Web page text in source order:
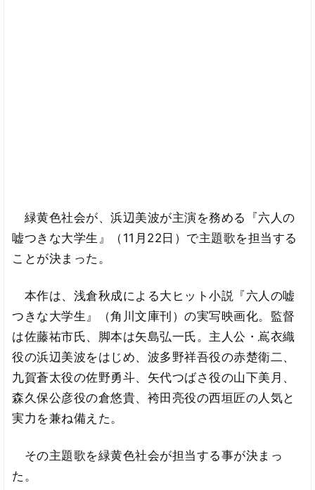
緑黄色社会が、浜辺美波が主演を務める『六人の
嘘つきな大学生』（11月22日）で主題歌を担当する
ことが決まった。
本作は、浅倉秋成による大ヒット小説『六人の嘘
つきな大学生』（角川文庫刊）の実写映画化。監督
は佐藤祐市氏、脚本は矢島弘一氏。主人公・嶌衣織
役の浜辺美波をはじめ、波多野祥吾役の赤楚衛二、
九賀蒼太役の佐野勇斗、矢代つばさ役の山下美月、
森久保公彦役の倉悠貴、袴田亮役の西垣匠の人気と
実力を兼ね備えた。
その主題歌を緑黄色社会が担当する事が決まっ
た。